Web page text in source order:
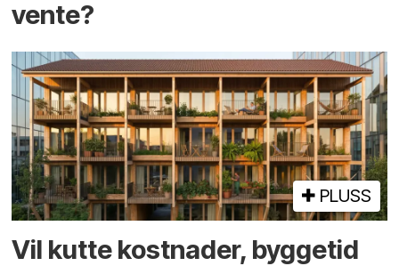
vente?
PLUSS
Vil kutte kostnader, byggetid